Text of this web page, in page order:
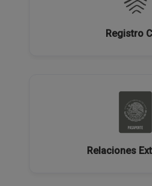
Registro
Relaciones